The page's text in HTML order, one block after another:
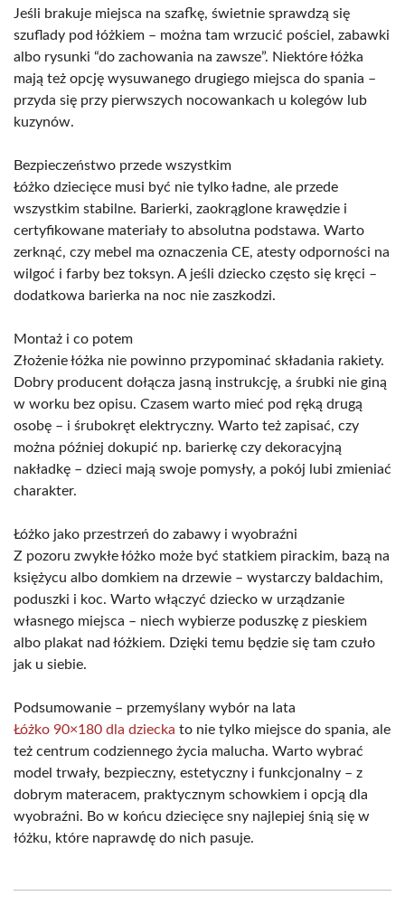
Jeśli brakuje miejsca na szafkę, świetnie sprawdzą się
szuflady pod łóżkiem – można tam wrzucić pościel, zabawki
albo rysunki “do zachowania na zawsze”. Niektóre łóżka
mają też opcję wysuwanego drugiego miejsca do spania –
przyda się przy pierwszych nocowankach u kolegów lub
kuzynów.
Bezpieczeństwo przede wszystkim
Łóżko dziecięce musi być nie tylko ładne, ale przede
wszystkim stabilne. Barierki, zaokrąglone krawędzie i
certyfikowane materiały to absolutna podstawa. Warto
zerknąć, czy mebel ma oznaczenia CE, atesty odporności na
wilgoć i farby bez toksyn. A jeśli dziecko często się kręci –
dodatkowa barierka na noc nie zaszkodzi.
Montaż i co potem
Złożenie łóżka nie powinno przypominać składania rakiety.
Dobry producent dołącza jasną instrukcję, a śrubki nie giną
w worku bez opisu. Czasem warto mieć pod ręką drugą
osobę – i śrubokręt elektryczny. Warto też zapisać, czy
można później dokupić np. barierkę czy dekoracyjną
nakładkę – dzieci mają swoje pomysły, a pokój lubi zmieniać
charakter.
Łóżko jako przestrzeń do zabawy i wyobraźni
Z pozoru zwykłe łóżko może być statkiem pirackim, bazą na
księżycu albo domkiem na drzewie – wystarczy baldachim,
poduszki i koc. Warto włączyć dziecko w urządzanie
własnego miejsca – niech wybierze poduszkę z pieskiem
albo plakat nad łóżkiem. Dzięki temu będzie się tam czuło
jak u siebie.
Podsumowanie – przemyślany wybór na lata
Łóżko 90×180 dla dziecka to nie tylko miejsce do spania, ale
też centrum codziennego życia malucha. Warto wybrać
model trwały, bezpieczny, estetyczny i funkcjonalny – z
dobrym materacem, praktycznym schowkiem i opcją dla
wyobraźni. Bo w końcu dziecięce sny najlepiej śnią się w
łóżku, które naprawdę do nich pasuje.